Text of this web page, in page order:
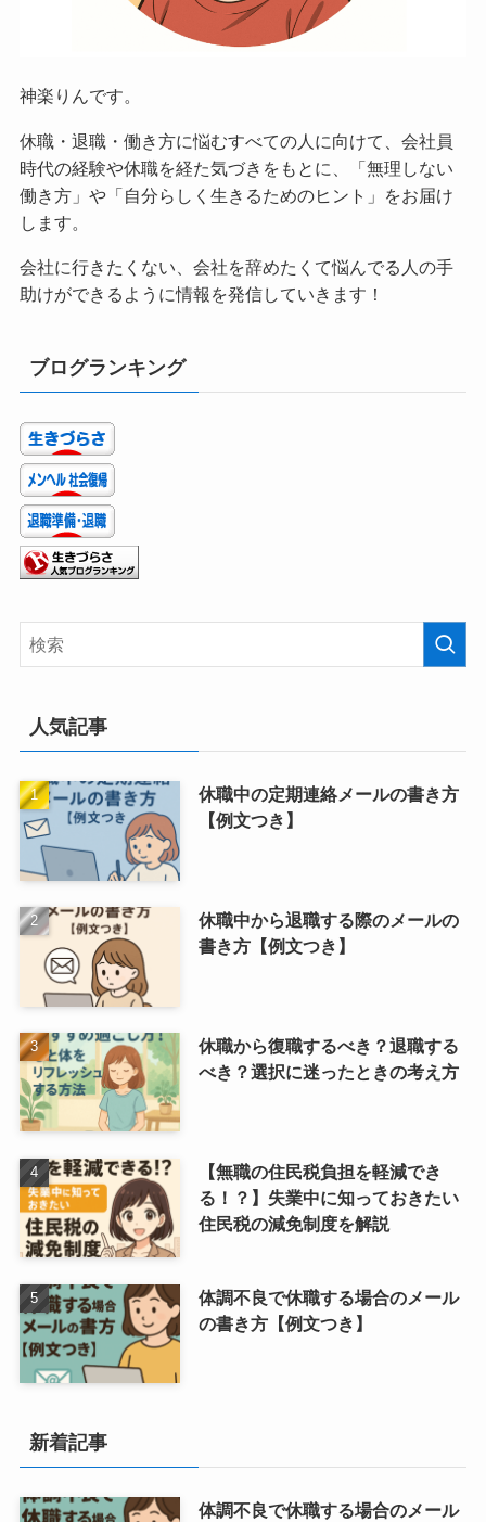
神楽りんです。
休職・退職・働き方に悩むすべての人に向けて、会社員
時代の経験や休職を経た気づきをもとに、「無理しない
働き方」や「自分らしく生きるためのヒント」をお届け
します。
会社に行きたくない、会社を辞めたくて悩んでる人の手
助けができるように情報を発信していきます！
ブログランキング
人気記事
休職中の定期連絡メールの書き方
【例文つき】
休職中から退職する際のメールの
書き方【例文つき】
休職から復職するべき？退職する
べき？選択に迷ったときの考え方
【無職の住民税負担を軽減でき
る！？】失業中に知っておきたい
住民税の減免制度を解説
体調不良で休職する場合のメール
の書き方【例文つき】
新着記事
体調不良で休職する場合のメール